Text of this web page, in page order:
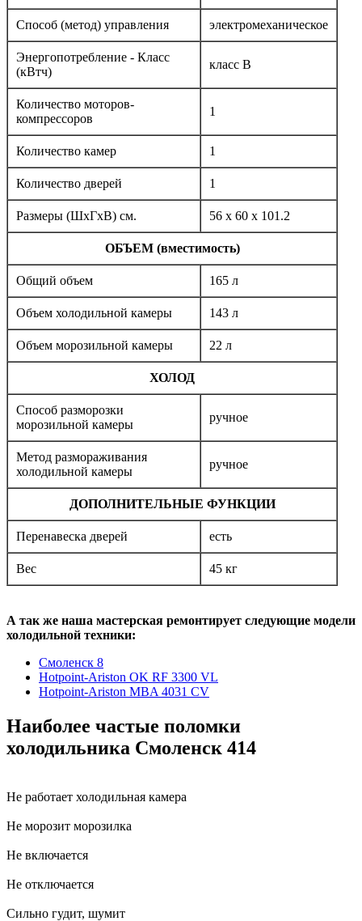
Способ (метод) управления электромеханическое
Энергопотребление - Класс
(кВтч)
класс B
Количество моторов-
компрессоров
1
Количество камер 1
Количество дверей 1
Размеры (ШxГxВ) см. 56 x 60 x 101.2
ОБЪЕМ (вместимость)
Общий объем 165 л
Объем холодильной камеры 143 л
Объем морозильной камеры 22 л
ХОЛОД
Способ разморозки
морозильной камеры
ручное
Метод размораживания
холодильной камеры
ручное
ДОПОЛНИТЕЛЬНЫЕ ФУНКЦИИ
Перенавеска дверей есть
Вес 45 кг
А так же наша мастерская ремонтирует следующие модели
холодильной техники:
Смоленск 8
Hotpoint-Ariston OK RF 3300 VL
Hotpoint-Ariston MBA 4031 CV
Наиболее частые поломки
холодильника Смоленск 414
Не работает холодильная камера
Не морозит морозилка
Не включается
Не отключается
Сильно гудит, шумит